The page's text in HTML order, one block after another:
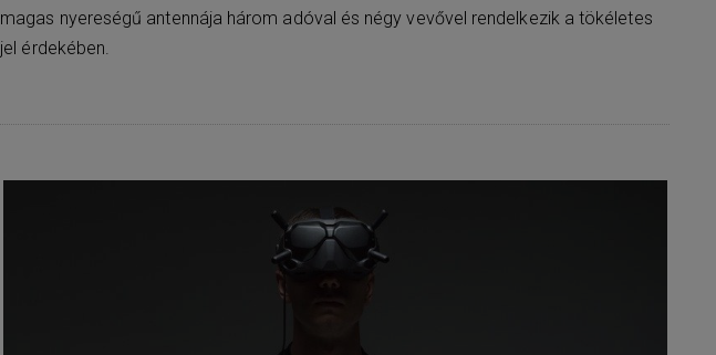
magas nyereségű antennája három adóval és négy vevővel rendelkezik a tökéletes
jel érdekében.